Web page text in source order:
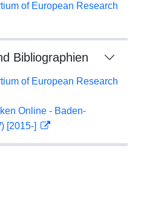
of European Research
Bibliographien
of European Research
Online - Baden-
[2015-]